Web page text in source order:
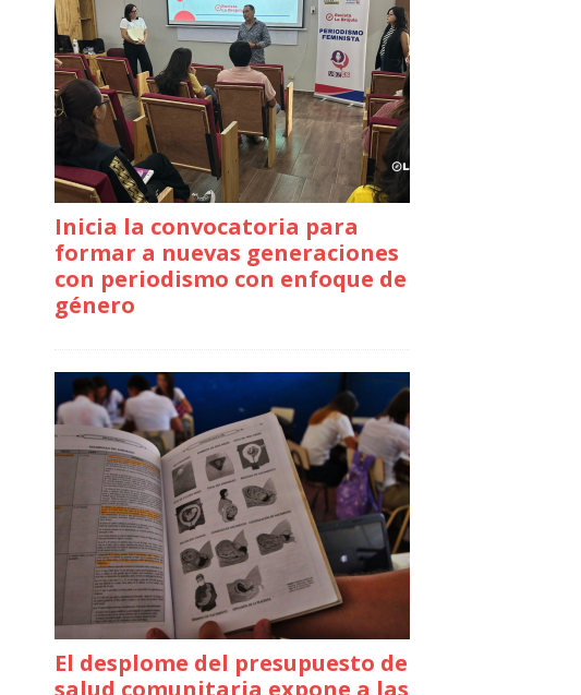
Inicia la convocatoria para
formar a nuevas generaciones
con periodismo con enfoque de
género
El desplome del presupuesto de
salud comunitaria expone a las